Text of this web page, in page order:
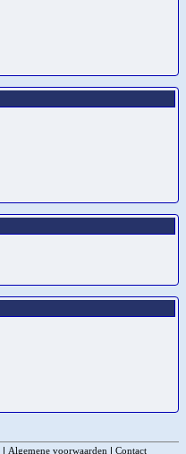
| Algemene voorwaarden | Contact